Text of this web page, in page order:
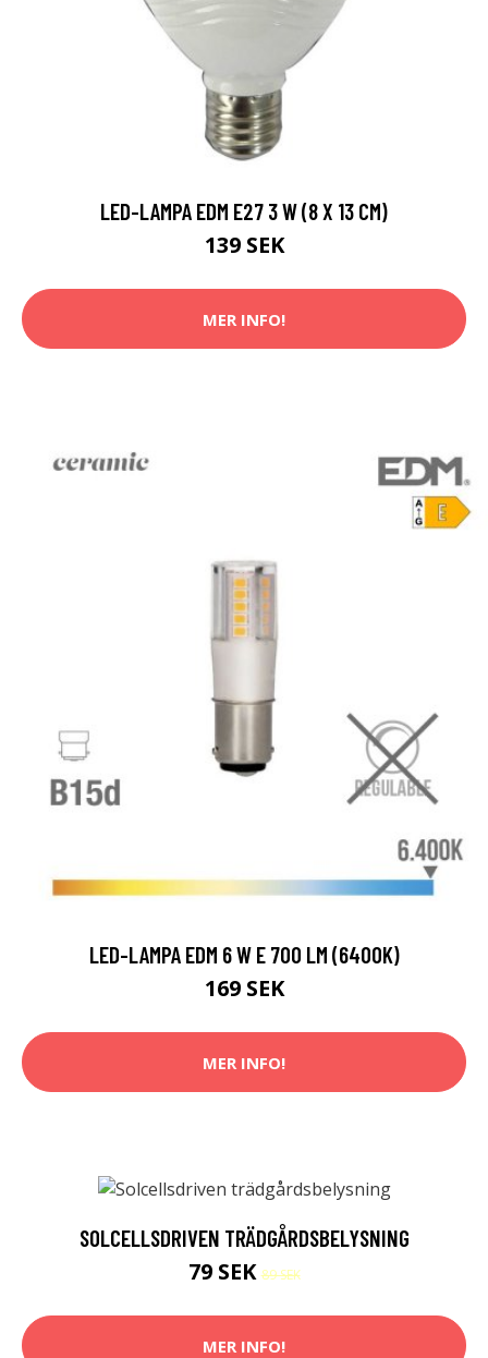
LED-LAMPA EDM E27 3 W (8 X 13 CM)
139 SEK
MER INFO!
LED-LAMPA EDM 6 W E 700 LM (6400K)
169 SEK
MER INFO!
SOLCELLSDRIVEN TRÄDGÅRDSBELYSNING
79 SEK89 SEK
MER INFO!